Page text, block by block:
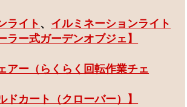
ライト 、 イルミネーションライト
ラー式ガーデンオブジェ 】
アー（らくらく回転作業チェ
ドカート（クローバー）】